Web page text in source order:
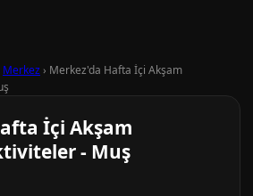
Merkez› Merkez'da Hafta İçi Akşam
İçi Akşam
- Muş